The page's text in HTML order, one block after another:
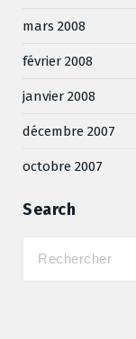
mars 2008
février 2008
janvier 2008
décembre 2007
octobre 2007
Search